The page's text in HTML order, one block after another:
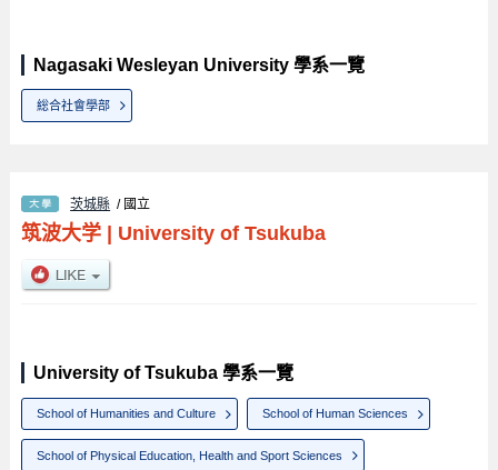
Nagasaki Wesleyan University 學系一覽
総合社會學部
茨城縣 / 國立
筑波大学| University of Tsukuba
University of Tsukuba 學系一覽
School of Humanities and Culture School of Human Sciences
School of Physical Education, Health and Sport Sciences